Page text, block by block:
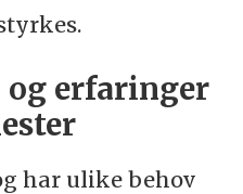
erfaringer
har ulike behov